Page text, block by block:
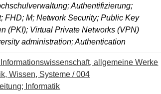
Authentifizierung;
FHD; M; Network Security; Public Key
(PKI); Virtual Private Networks (VPN)
administration; Authentication
allgemeine Werke
Wissen, Systeme / 004
Informatik